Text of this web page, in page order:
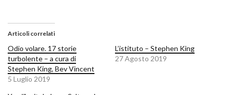
Articoli correlati
Odio volare. 17 storie
turbolente – a cura di
Stephen King, Bev Vincent
5 Luglio 2019
L’istituto – Stephen King
27 Agosto 2019